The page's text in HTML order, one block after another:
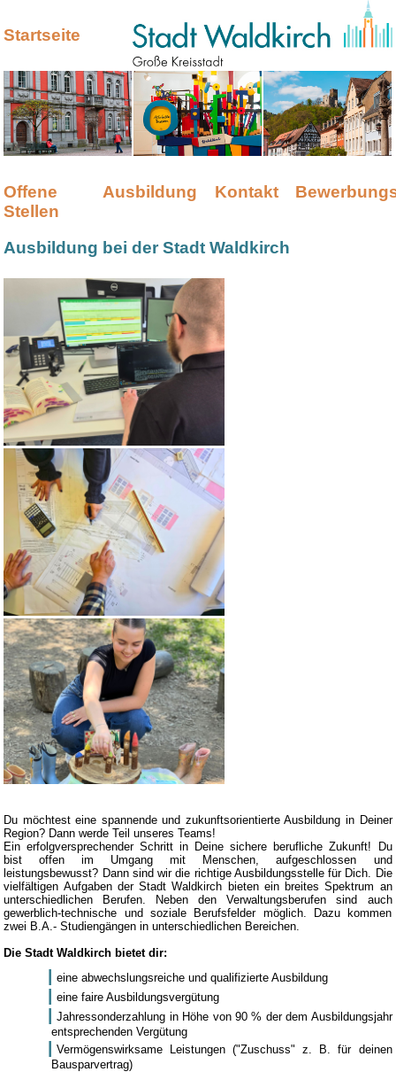
Startseite
Offene
Stellen
Ausbildung Kontakt
Ausbildung bei der Stadt Waldkirch
Du möchtest eine spannende und zukunftsorientierte Ausbildung in Deiner
Region? Dann werde Teil unseres Teams!
Ein erfolgversprechender Schritt in Deine sichere berufliche Zukunft! Du
bist offen im Umgang mit Menschen, aufgeschlossen und
leistungsbewusst? Dann sind wir die richtige Ausbildungsstelle für Dich. Die
vielfältigen Aufgaben der Stadt Waldkirch bieten ein breites Spektrum an
unterschiedlichen Berufen. Neben den Verwaltungsberufen sind auch
gewerblich-technische und soziale Berufsfelder möglich. Dazu kommen
zwei B.A.- Studiengängen in unterschiedlichen Bereichen.
Die Stadt Waldkirch bietet dir:
eine abwechslungsreiche und qualifizierte Ausbildung
eine faire Ausbildungsvergütung
Jahressonderzahlung in Höhe von 90 % der dem Ausbildungsjahr
entsprechenden Vergütung
Vermögenswirksame Leistungen ("Zuschuss" z. B. für deinen
Bausparvertrag)